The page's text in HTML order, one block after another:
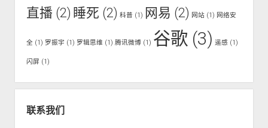
直播 (2) 睡死 (2) 科普 (1) 网易 (2) 网站(1) 网络安
全(1) 罗振宇 (1) 罗辑思维(1) 腾讯微博(1) 谷歌 (3) 遥感 (1)
闪屏 (1)
联系我们